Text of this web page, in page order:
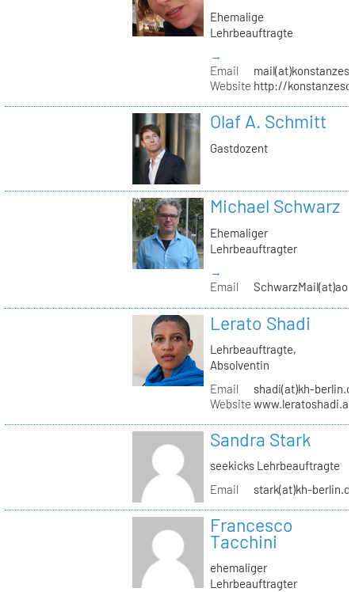
Ehemalige
Lehrbeauftragte
→
Email
Website http://
Olaf A. Schmitt
Gastdozent
Michael Schwarz
Ehemaliger
Lehrbeauftragter
→
Email
Lerato Shadi
Lehrbeauftragte,
Absolventin
Email
shadi(at)kh-
Website
Sandra Stark
seekicks Lehrbeauftragte
Email
stark(at)kh-
Francesco
Tacchini
ehemaliger
Lehrbeauftragter